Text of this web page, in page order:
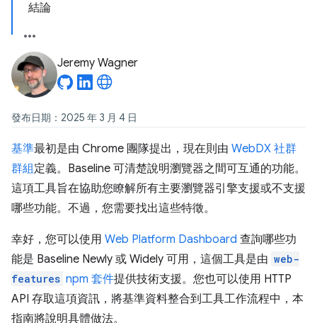
結論
Jeremy Wagner
發布日期：2025 年 3 月 4 日
基準最初是由 Chrome 團隊提出，現在則由 WebDX 社群
群組定義。Baseline 可清楚說明瀏覽器之間可互通的功能。
這項工具旨在協助您瞭解所有主要瀏覽器引擎支援或不支援
哪些功能。不過，您需要找出這些特徵。
幸好，您可以使用 Web Platform Dashboard 查詢哪些功
能是 Baseline Newly 或 Widely 可用，這個工具是由 web-
features npm 套件提供技術支援。您也可以使用 HTTP
API 存取這項資訊，將基準資料整合到工具工作流程中，本
指南將說明具體做法。